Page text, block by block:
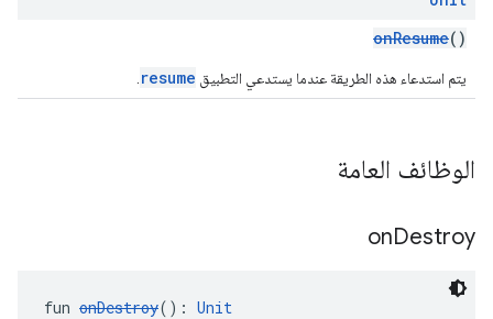
onResume()
يتم استدعاء هذه الطريقة عندما يستدعي التطبيق resume
الوظائف العامة
onDestroy
fun onDestroy(): Unit